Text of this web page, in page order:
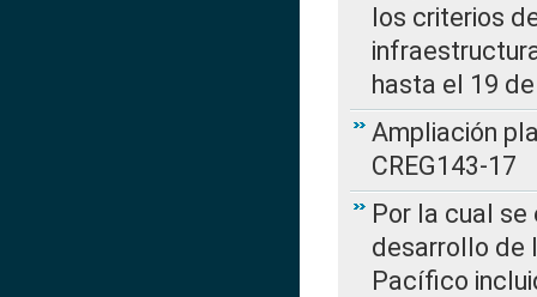
los criterios
hasta el 19
Ampliación
CREG143-17
Por la cual
desarrollo de
Pacífico